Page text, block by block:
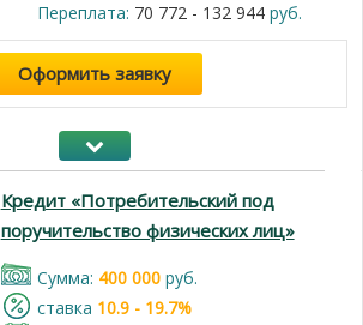
Переплата: 70 772 - 132 944руб.
Оформить заявку
Кредит «Потребительский под
поручительство физических лиц»
Cумма: 400 000руб.
cтавка 10.9 - 19.7%